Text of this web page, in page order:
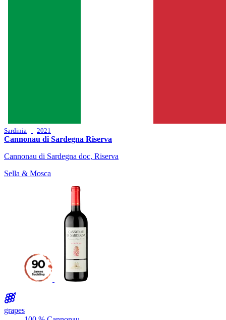
Sardinia 2021
Cannonau di Sardegna Riserva
Cannonau di Sardegna doc, Riserva
Sella & Mosca
grapes